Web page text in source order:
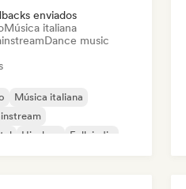
enviados
Música italiana
Dance music
Música italiana
Hip-hop
Folk indie